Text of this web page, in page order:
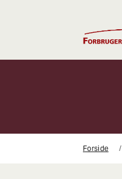
Forside